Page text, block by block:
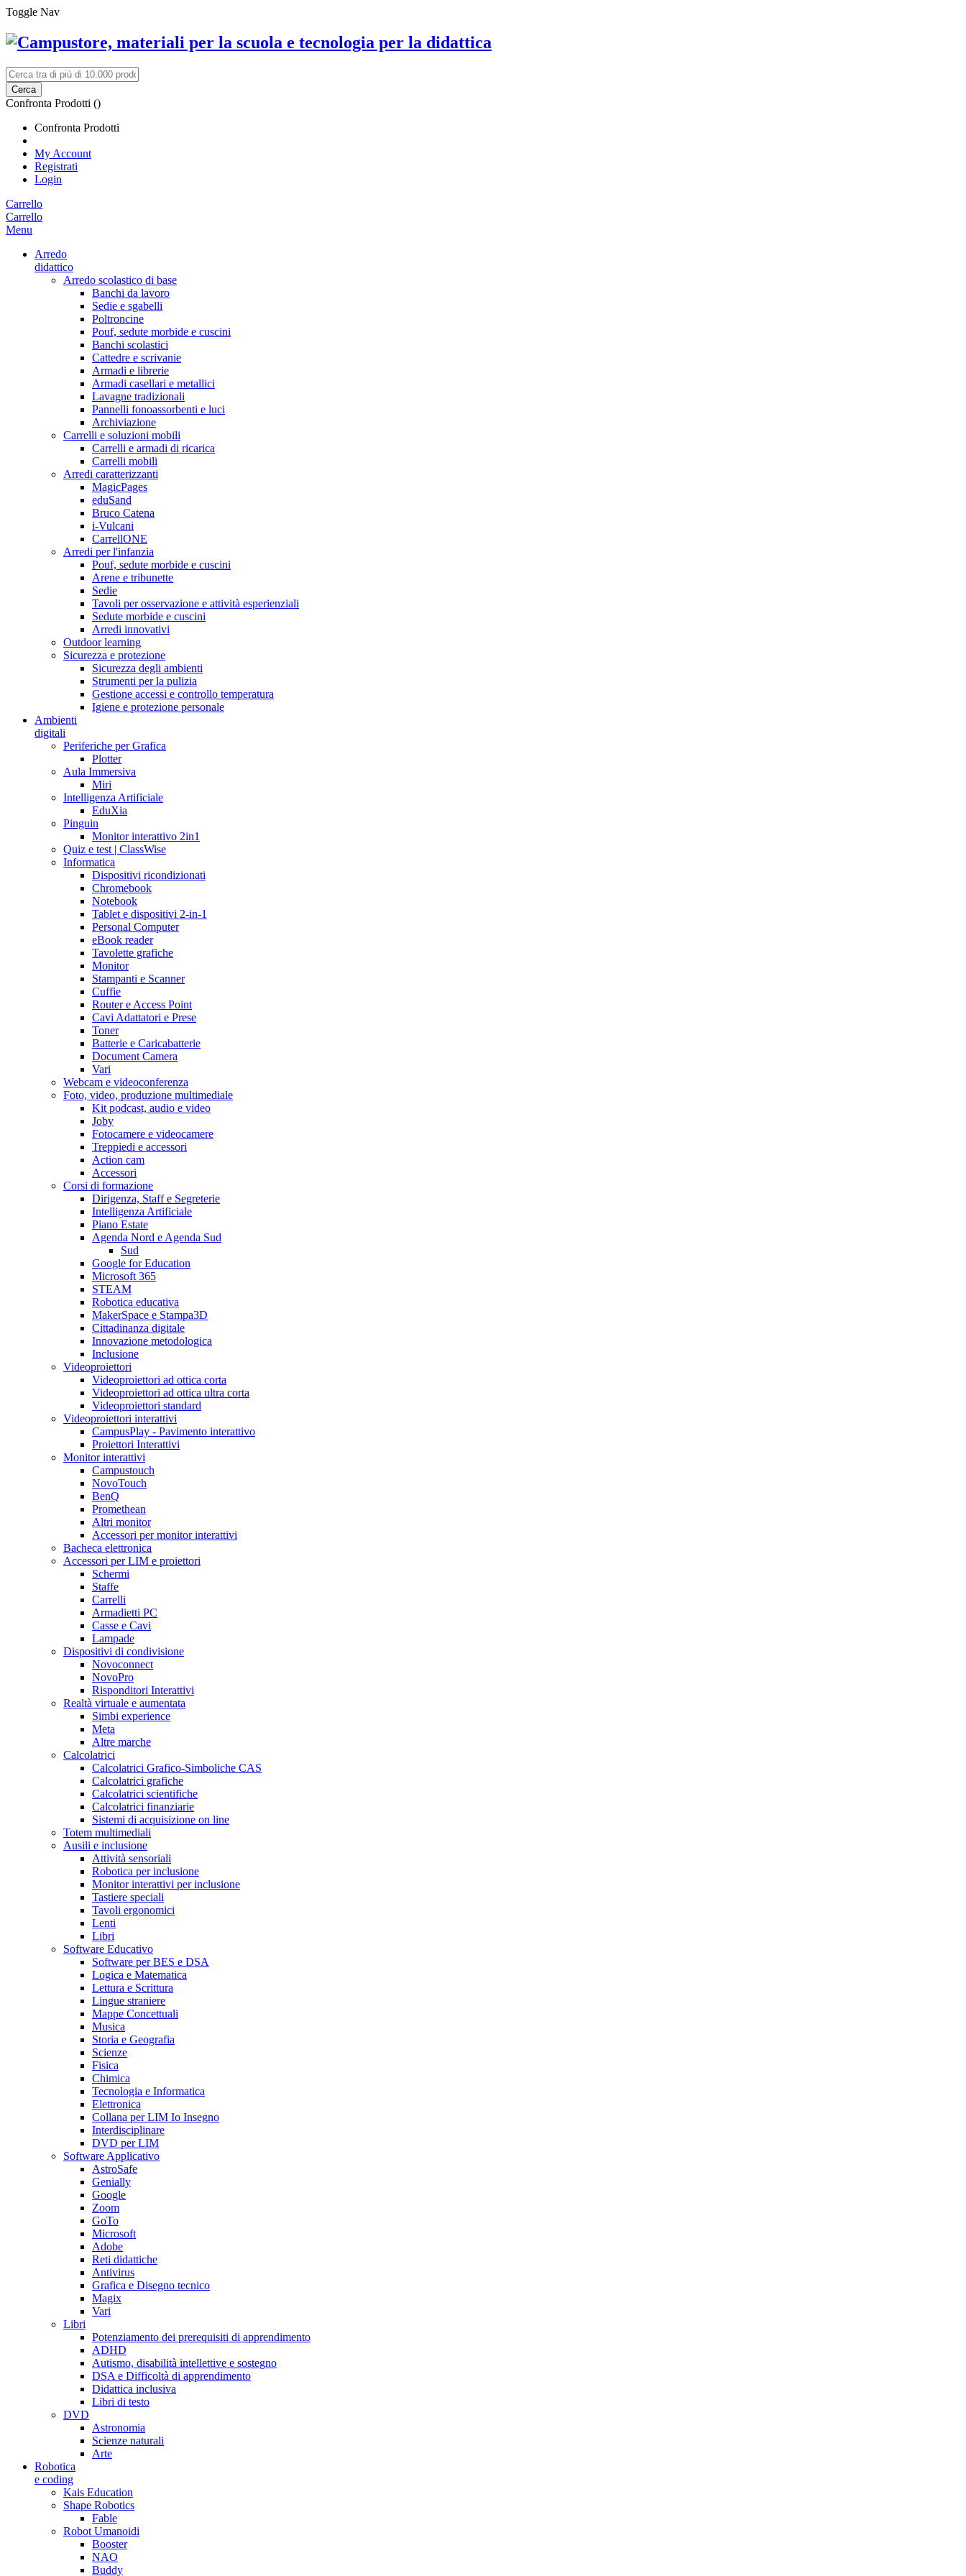
Toggle Nav
Cerca
Confronta Prodotti ()
Confronta Prodotti
My Account
Registrati
Login
Carrello
Carrello
Menu
Arredo
didattico
Arredo scolastico di base
Banchi da lavoro
Sedie e sgabelli
Poltroncine
Pouf, sedute morbide e cuscini
Banchi scolastici
Cattedre e scrivanie
Armadi e librerie
Armadi casellari e metallici
Lavagne tradizionali
Pannelli fonoassorbenti e luci
Archiviazione
Carrelli e soluzioni mobili
Carrelli e armadi di ricarica
Carrelli mobili
Arredi caratterizzanti
MagicPages
eduSand
Bruco Catena
i-Vulcani
CarrellONE
Arredi per l'infanzia
Pouf, sedute morbide e cuscini
Arene e tribunette
Sedie
Tavoli per osservazione e attività esperienziali
Sedute morbide e cuscini
Arredi innovativi
Outdoor learning
Sicurezza e protezione
Sicurezza degli ambienti
Strumenti per la pulizia
Gestione accessi e controllo temperatura
Igiene e protezione personale
Ambienti
digitali
Periferiche per Grafica
Plotter
Aula Immersiva
Miri
Intelligenza Artificiale
EduXia
Pinguin
Monitor interattivo 2in1
Quiz e test | ClassWise
Informatica
Dispositivi ricondizionati
Chromebook
Notebook
Tablet e dispositivi 2-in-1
Personal Computer
eBook reader
Tavolette grafiche
Monitor
Stampanti e Scanner
Cuffie
Router e Access Point
Cavi Adattatori e Prese
Toner
Batterie e Caricabatterie
Document Camera
Vari
Webcam e videoconferenza
Foto, video, produzione multimediale
Kit podcast, audio e video
Joby
Fotocamere e videocamere
Treppiedi e accessori
Action cam
Accessori
Corsi di formazione
Dirigenza, Staff e Segreterie
Intelligenza Artificiale
Piano Estate
Agenda Nord e Agenda Sud
Sud
Google for Education
Microsoft 365
STEAM
Robotica educativa
MakerSpace e Stampa3D
Cittadinanza digitale
Innovazione metodologica
Inclusione
Videoproiettori
Videoproiettori ad ottica corta
Videoproiettori ad ottica ultra corta
Videoproiettori standard
Videoproiettori interattivi
CampusPlay - Pavimento interattivo
Proiettori Interattivi
Monitor interattivi
Campustouch
NovoTouch
BenQ
Promethean
Altri monitor
Accessori per monitor interattivi
Bacheca elettronica
Accessori per LIM e proiettori
Schermi
Staffe
Carrelli
Armadietti PC
Casse e Cavi
Lampade
Dispositivi di condivisione
Novoconnect
NovoPro
Risponditori Interattivi
Realtà virtuale e aumentata
Simbi experience
Meta
Altre marche
Calcolatrici
Calcolatrici Grafico-Simboliche CAS
Calcolatrici grafiche
Calcolatrici scientifiche
Calcolatrici finanziarie
Sistemi di acquisizione on line
Totem multimediali
Ausili e inclusione
Attività sensoriali
Robotica per inclusione
Monitor interattivi per inclusione
Tastiere speciali
Tavoli ergonomici
Lenti
Libri
Software Educativo
Software per BES e DSA
Logica e Matematica
Lettura e Scrittura
Lingue straniere
Mappe Concettuali
Musica
Storia e Geografia
Scienze
Fisica
Chimica
Tecnologia e Informatica
Elettronica
Collana per LIM Io Insegno
Interdisciplinare
DVD per LIM
Software Applicativo
AstroSafe
Genially
Google
Zoom
GoTo
Microsoft
Adobe
Reti didattiche
Antivirus
Grafica e Disegno tecnico
Magix
Vari
Libri
Potenziamento dei prerequisiti di apprendimento
ADHD
Autismo, disabilità intellettive e sostegno
DSA e Difficoltà di apprendimento
Didattica inclusiva
Libri di testo
DVD
Astronomia
Scienze naturali
Arte
Robotica
e coding
Kais Education
Shape Robotics
Fable
Robot Umanoidi
Booster
NAO
Buddy